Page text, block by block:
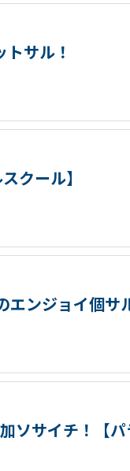
サル！
クール】
ンジョイ個サ
ソサイチ！【